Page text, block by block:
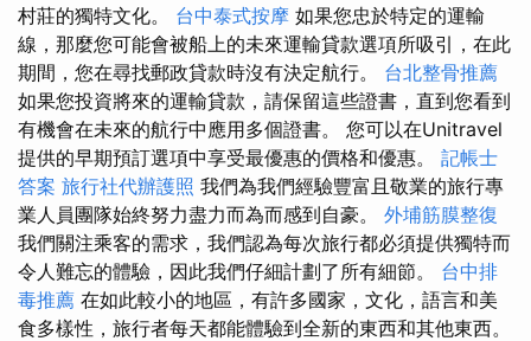
村莊的獨特文化。 台中泰式按摩 如果您忠於特定的運輸
線，那麼您可能會被船上的未來運輸貸款選項所吸引，在此
期間，您在尋找郵政貸款時沒有決定航行。 台北整骨推薦
如果您投資將來的運輸貸款，請保留這些證書，直到您看到
有機會在未來的航行中應用多個證書。 您可以在Unitravel
提供的早期預訂選項中享受最優惠的價格和優惠。 記帳士
答案 旅行社代辦護照 我們為我們經驗豐富且敬業的旅行專
業人員團隊始終努力盡力而為而感到自豪。 外埔筋膜整復
我們關注乘客的需求，我們認為每次旅行都必須提供獨特而
令人難忘的體驗，因此我們仔細計劃了所有細節。 台中排
毒推薦 在如此較小的地區，有許多國家，文化，語言和美
食多樣性，旅行者每天都能體驗到全新的東西和其他東西。